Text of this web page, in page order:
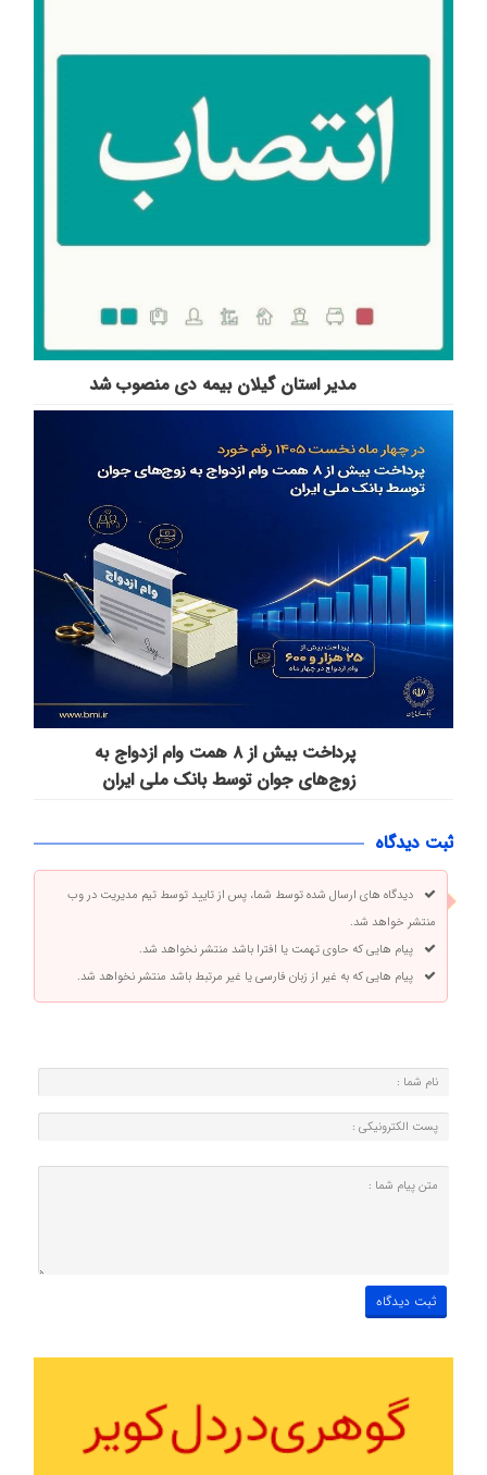
مدیر استان گیلان بیمه دی منصوب شد
پرداخت بیش از ۸ همت وام ازدواج به
زوج‌های جوان توسط بانک ملی ایران
ثبت دیدگاه
دیدگاه های ارسال شده توسط شما، پس از تایید توسط تیم مدیریت در وب
منتشر خواهد شد.
پیام هایی که حاوی تهمت یا افترا باشد منتشر نخواهد شد.
پیام هایی که به غیر از زبان فارسی یا غیر مرتبط باشد منتشر نخواهد شد.